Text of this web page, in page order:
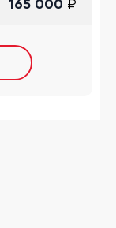
165 000 ₽